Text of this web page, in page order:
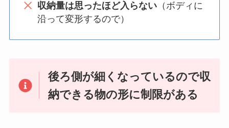
収納量は思ったほど入らない（ボディに
沿って変形するので）
後ろ側が細くなっているので収
納できる物の形に制限がある